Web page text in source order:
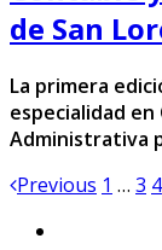
de San
La primera
especialidad
Administrativa
Previous 1 … 3 4